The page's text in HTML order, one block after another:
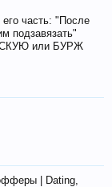
часть: "После
подзавязать"
или БУРЖ
| Dating,